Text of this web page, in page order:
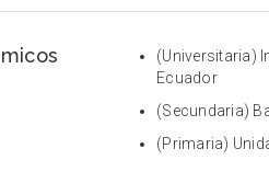
(Universitaria)
Ecuador
(Secundaria)
(Primaria)